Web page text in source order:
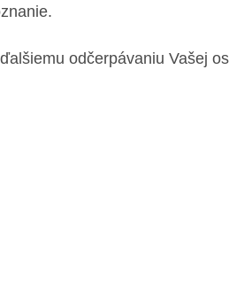
odčerpávaniu Vašej